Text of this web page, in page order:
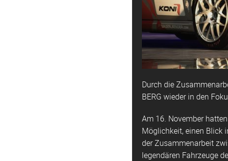
Durch die
BERG wieder in den
Am 16. November
Möglichkeit, einen Blick
der Zusammenarbeit
legendären Fahrzeuge